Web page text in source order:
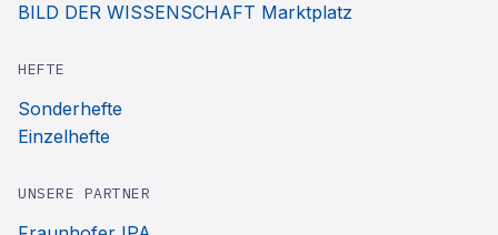
BILD DER WISSENSCHAFT Marktplatz
HEFTE
Sonderhefte
Einzelhefte
UNSERE PARTNER